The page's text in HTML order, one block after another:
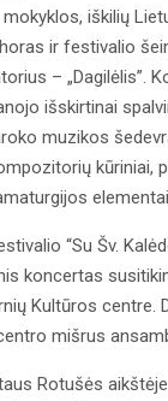
iškilių
ir festivalio
– „Dagilėlis”.
išskirtinai
muzikos
kūriniai,
“Su Šv.
koncertas
Kultūros centre.
mišrus
Rotušės